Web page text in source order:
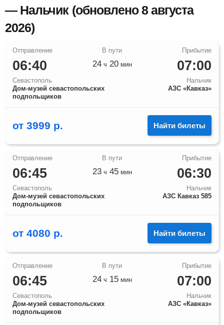
— Нальчик (обновлено 8 августа
2026)
06:40
Севастополь
Дом-музей севастопольских
подпольщиков
07:00
Нальчик
АЗС «Кавказ»
24ч 20мин
от 3999 р. Найти билеты
06:45
Севастополь
Дом-музей севастопольских
подпольщиков
06:30
Нальчик
АЗС Кавказ 585
23ч 45мин
от 4080 р. Найти билеты
06:45
Севастополь
Дом-музей севастопольских
подпольщиков
07:00
Нальчик
АЗС «Кавказ»
24ч 15мин